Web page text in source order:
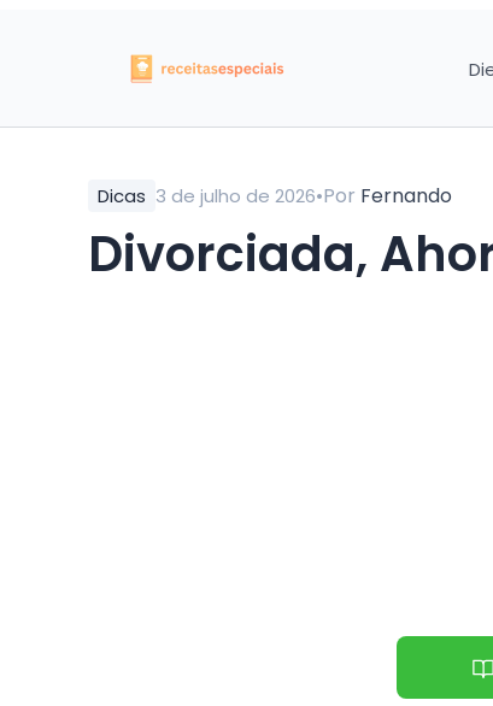
Dicas 3 de julho de 2026•Por Fernando
Divorciada,